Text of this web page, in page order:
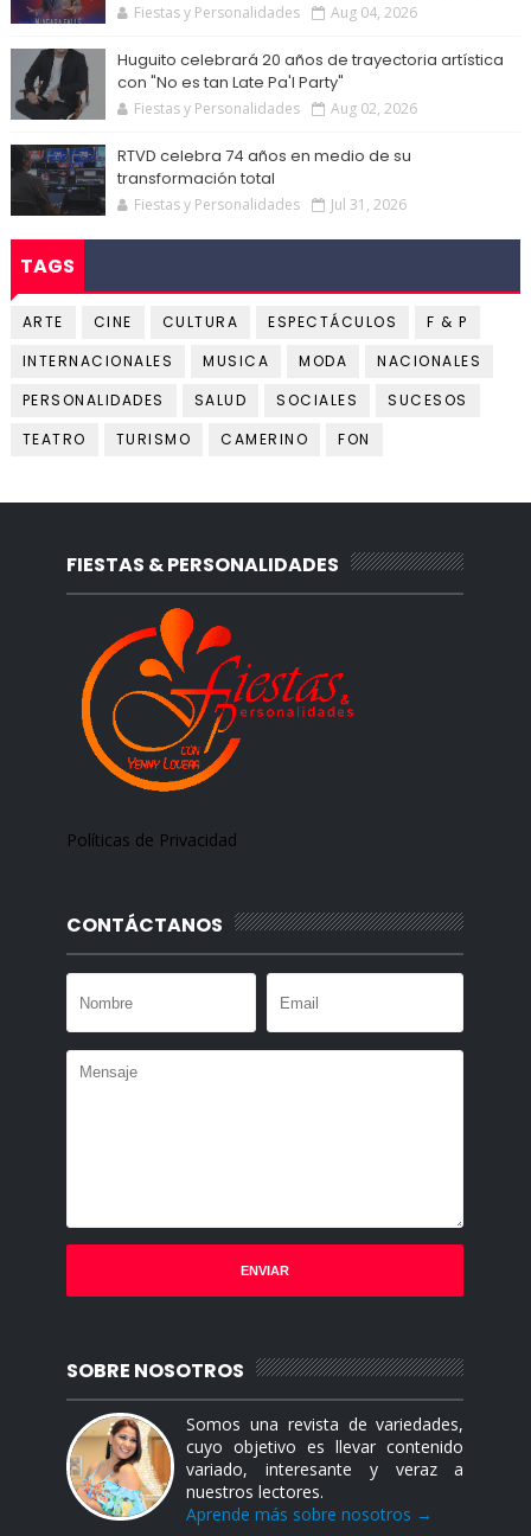
Fiestas y Personalidades Aug 04, 2026
Huguito celebrará 20 años de trayectoria artística
con "No es tan Late Pa'l Party"
Fiestas y Personalidades Aug 02, 2026
RTVD celebra 74 años en medio de su
transformación total
Fiestas y Personalidades Jul 31, 2026
TAGS
ARTE CINE CULTURA ESPECTÁCULOS
F & P
INTERNACIONALES
MUSICA MODA
NACIONALES
PERSONALIDADES
SALUD SOCIALES
SUCESOS
TEATRO
TURISMO CAMERINO FON
FIESTAS & PERSONALIDADES
Políticas de Privacidad
CONTÁCTANOS
SOBRE NOSOTROS
Somos una revista de variedades,
cuyo objetivo es llevar contenido
variado, interesante y veraz a
nuestros lectores.
Aprende más sobre nosotros →